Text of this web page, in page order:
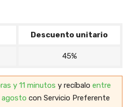
Descuento unitario
45%
y 11 minutos y recíbalo entre
agosto con Servicio Preferente